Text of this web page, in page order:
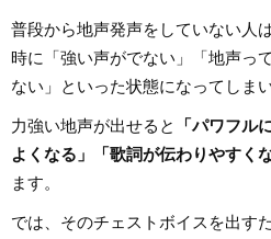
普段から地声発声をしていない人
時に「強い声がでない」「地声っ
ない」といった状態になってしまい
力強い地声が出せると
「パワフル
よくなる」「歌詞が伝わりやすくな
ます。
では、そのチェストボイスを出す